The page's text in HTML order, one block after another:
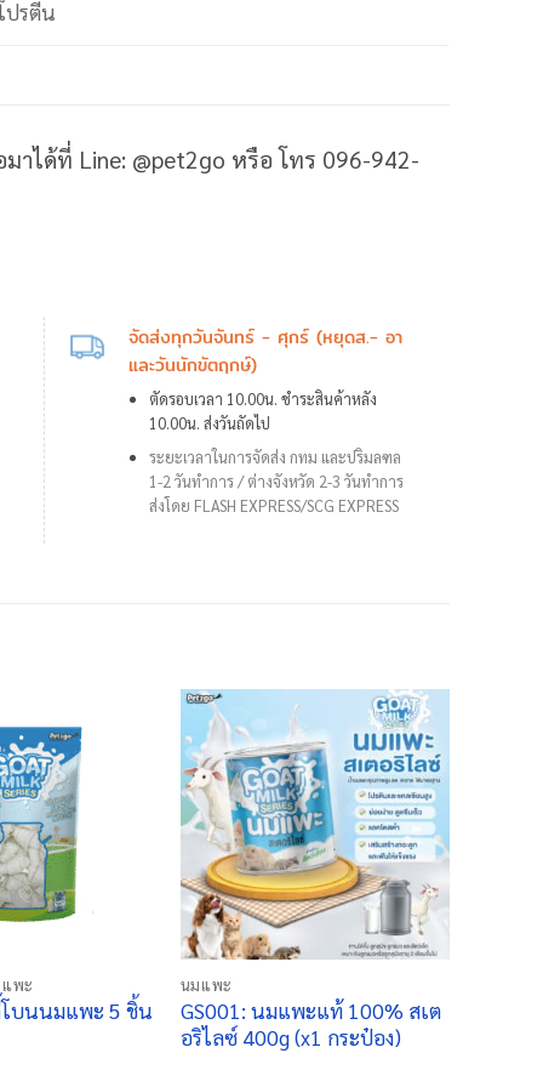
ปรตีน
าได้ที่ Line: @pet2go หรือ โทร 096-942-
จัดส่งทุกวันจันทร์ - ศุกร์ (หยุดส.- อา
และวันนักขัตฤกษ์)
ตัดรอบเวลา 10.00น. ชำระสินค้าหลัง
10.00น. ส่งวันถัดไป
ระยะเวลาในการจัดส่ง กทม และปริมลฑล
1-2 วันทำการ /ต่างจังหวัด 2-3 วันทำการ
ส่งโดย FLASH EXPRESS/SCG EXPRESS
พะ
บนนมแพะ 5 ชิ้น
+
นมแพะ
GS001: นมแพะแท้ 100% สเต
อริไลซ์ 400g (x1 กระป๋อง)